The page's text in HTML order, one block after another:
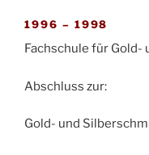
1996 – 1998
Fachschule für Gold-
Abschluss zur:
Gold- und